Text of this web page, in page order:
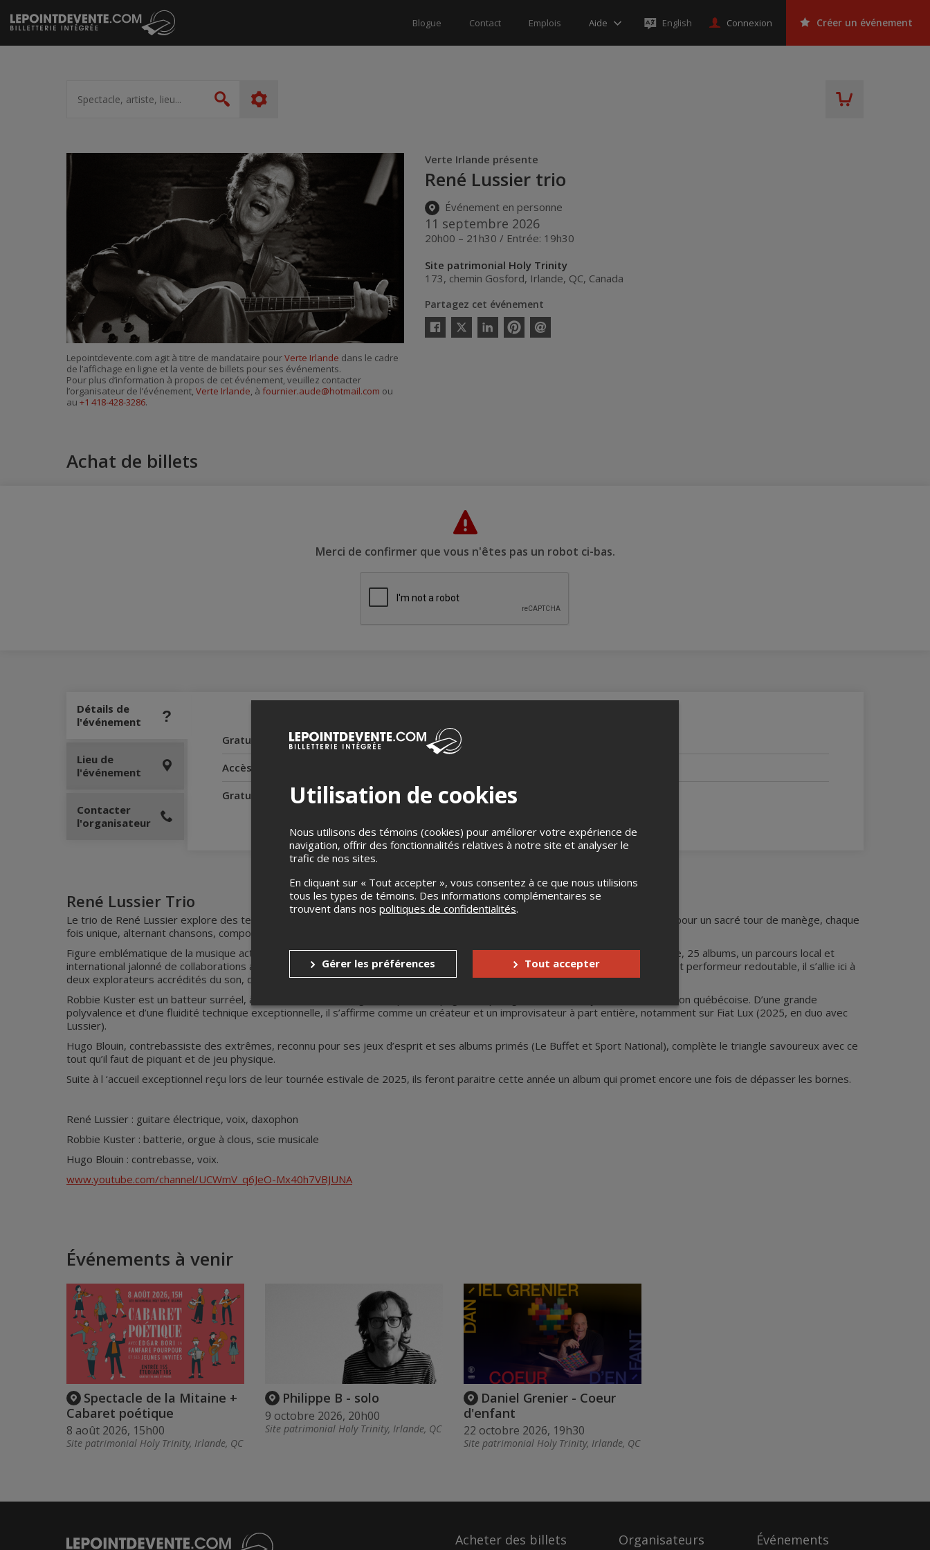
Passer
au
contenu
Blogue Contact Emplois Aide English Connexion Créer un événement
artiste,
lieu...
Rechercher
Verte Irlande présente
René Lussier trio
Événement en personne
11 septembre 2026
20h00 – 21h30 / Entrée: 19h30
Site patrimonial Holy Trinity
173, chemin Gosford, Irlande, QC, Canada
Partagez cet événement
Facebook
Twitter
LinkedinPinterestEnvoyer
Lepointdevente.com agit à titre de mandataire pourVerte Irlande dans le cadre
de l’affichage en ligne et la vente de billets pour ses événements.
Pour plus d’information à propos de cet événement, veuillez contacter
l’organisateur de l’événement, Verte Irlande, à fournier.aude@hotmail.com ou
au +1 418-428-3286.
Achat de billets
Merci de confirmer que vous n'êtes pas un robot ci-bas.
Détails de
l'événement
Gratuité pour les enfants
Gratuit pour les 14 ans et moins
Accès pour personnes à mobilité réduite
Gratuité pour l'accompagnateur
Oui
Lieu de
l'événement
Contacter
l'organisateur
René Lussier Trio
Le trio de René Lussier explore des terrains de jeux où la liberté est une exigence. Avec Robbie Kuster et Hugo Blouin, on part pour un sacré tour de manège, chaque
fois unique, alternant chansons, compositions et improvisations.
Figure emblématique de la musique actuelle québécoise, le guitariste René Lussier échappe à toute étiquette. 50 ans de carrière, 25 albums, un parcours local et
international jalonné de collaborations avec des musiciens d’exception. Compositeur hors normes et hors styles, improvisateur et performeur redoutable, il s’allie ici à
deux explorateurs accrédités du son, du groove et du jeu.
Robbie Kuster est un batteur surréel, à la fois sensible et fougueux, qui accompagne les plus grands noms du jazz et de la chanson québécoise. D’une grande
polyvalence et d’une fluidité technique exceptionnelle, il s’affirme comme un créateur et un improvisateur à part entière, notamment sur Fiat Lux (2025, en duo avec
Lussier).
Hugo Blouin, contrebassiste des extrêmes, reconnu pour ses jeux d’esprit et ses albums primés (Le Buffet et Sport National), complète le triangle savoureux avec ce
tout qu’il faut de piquant et de jeu physique.
Suite à l ‘accueil exceptionnel reçu lors de leur tournée estivale de 2025, ils feront paraitre cette année un album qui promet encore une fois de dépasser les bornes.
René Lussier : guitare électrique, voix, daxophon
Robbie Kuster : batterie, orgue à clous, scie musicale
Hugo Blouin : contrebasse, voix.
www.youtube.com/channel/UCWmV_q6JeO-Mx40h7VBJUNA
Événements à venir
Spectacle de la Mitaine +
Cabaret poétique
8 août 2026, 15h00
Site patrimonial Holy Trinity, Irlande, QC
Philippe B - solo
9 octobre 2026, 20h00
Site patrimonial Holy Trinity, Irlande, QC
Daniel Grenier - Coeur
d'enfant
22 octobre 2026, 19h30
Site patrimonial Holy Trinity, Irlande, QC
Acheter des billets Organisateurs Événements
Utilisation de cookies
Nous utilisons des témoins (cookies) pour améliorer votre expérience de
navigation, offrir des fonctionnalités relatives à notre site et analyser le
trafic de nos sites.
En cliquant sur « Tout accepter », vous consentez à ce que nous utilisions
tous les types de témoins. Des informations complémentaires se
trouvent dans nos politiques de confidentialités.
Gérer les préférences Tout accepter